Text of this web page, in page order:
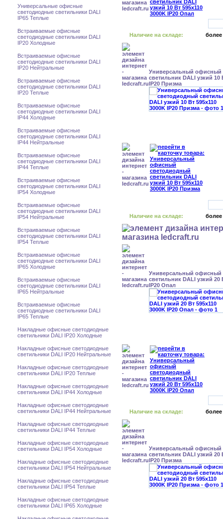
Универсальные офисные
светодиодные светильники DALI
IP65 Теплые
Встраиваемые офисные
светодиодные светильники DALI
IP20 Холодные
Встраиваемые офисные
светодиодные светильники DALI
IP20 Нейтральные
Встраиваемые офисные
светодиодные светильники DALI
IP20 Теплые
Встраиваемые офисные
светодиодные светильники DALI
IP44 Холодные
Встраиваемые офисные
светодиодные светильники DALI
IP44 Нейтральные
Встраиваемые офисные
светодиодные светильники DALI
IP44 Теплые
Встраиваемые офисные
светодиодные светильники DALI
IP54 Холодные
Встраиваемые офисные
светодиодные светильники DALI
IP54 Нейтральные
Встраиваемые офисные
светодиодные светильники DALI
IP54 Теплые
Встраиваемые офисные
светодиодные светильники DALI
IP65 Холодные
Встраиваемые офисные
светодиодные светильники DALI
IP65 Нейтральные
Встраиваемые офисные
светодиодные светильники DALI
IP65 Теплые
Накладные офисные светодиодные
светильники DALI IP20 Холодные
Накладные офисные светодиодные
светильники DALI IP20 Нейтральные
Накладные офисные светодиодные
светильники DALI IP20 Теплые
Накладные офисные светодиодные
светильники DALI IP44 Холодные
Накладные офисные светодиодные
светильники DALI IP44 Нейтральные
Накладные офисные светодиодные
светильники DALI IP44 Теплые
Накладные офисные светодиодные
светильники DALI IP54 Холодные
Накладные офисные светодиодные
светильники DALI IP54 Нейтральные
Накладные офисные светодиодные
светильники DALI IP54 Теплые
Накладные офисные светодиодные
светильники DALI IP65 Холодные
Наличие на складе: более
Универсальный офисный
светильник DALI узкий 10
IP20 Призма
Наличие на складе: более
Универсальный офисный
светильник DALI узкий 20
IP20 Опал
Наличие на складе: более
Универсальный офисный
светильник DALI узкий 20
IP20 Призма